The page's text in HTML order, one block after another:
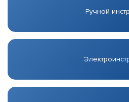
Ручной